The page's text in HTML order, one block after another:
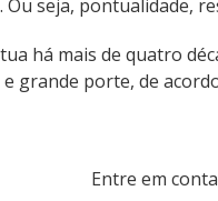
Ou seja, pontualidade,
há mais de quatro
grande porte, de
Entre em